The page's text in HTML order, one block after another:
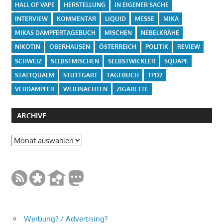
HALL OF VAPE
HERSTELLUNG
IN EIGENER SACHE
INTERVIEW
KOMMENTAR LIQUID MESSE
MIKA
MIKAS DAMPFERTAGEBUCH
MISCHEN
NEBELKRÄHE
NIKOTIN
OBERHAUSEN ÖSTERREICH POLITIK
REVIEW
SCHWEIZ
SELBSTMISCHEN SELBSTWICKLER
SQUAPE
STATTQUALM
STUTTGART TAGEBUCH
TPD2
VERDAMPFER
WEIHNACHTEN ZIGARETTE
ARCHIVE
Archive
Werbung? / Advertising?